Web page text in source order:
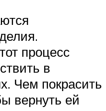
процесс
в
Чем покрасить
вернуть ей